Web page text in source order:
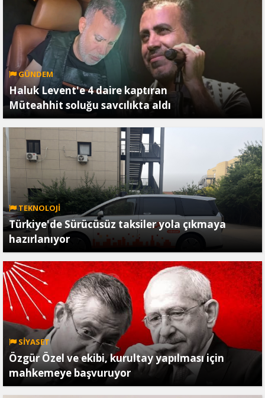
GÜNDEM
Haluk Levent'e 4 daire kaptıran
Müteahhit soluğu savcılıkta aldı
TEKNOLOJİ
Türkiye'de Sürücüsüz taksiler yola çıkmaya
hazırlanıyor
SİYASET
Özgür Özel ve ekibi, kurultay yapılması için
mahkemeye başvuruyor